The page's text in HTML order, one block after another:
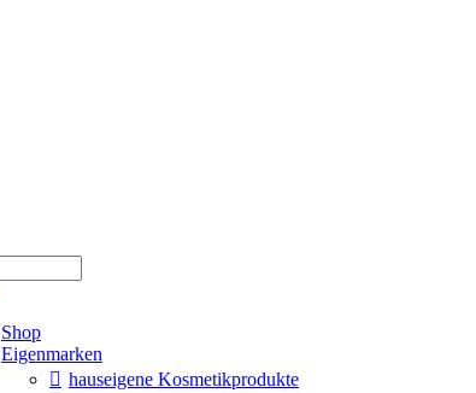
Shop
Eigenmarken
hauseigene Kosmetikprodukte